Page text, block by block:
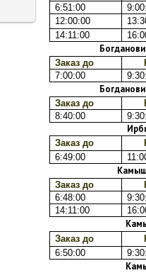
6:51:00
12:00:00
14:11:00
Заказ до
7:00:00
Заказ до
8:40:00
Заказ до
6:49:00
Заказ до
6:48:00
14:11:00
Заказ до
6:50:00